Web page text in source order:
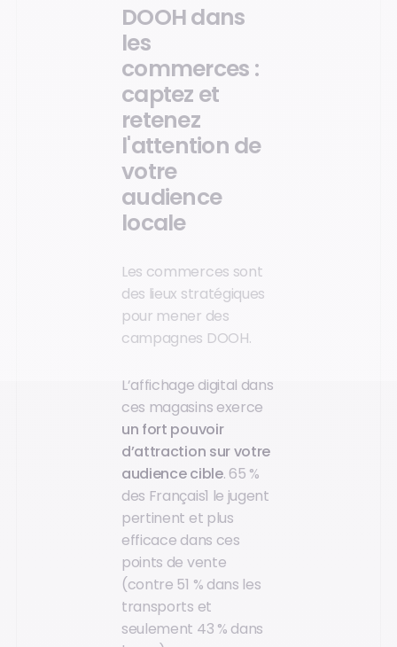
DOOH dans
les
commerces :
captez et
retenez
l'attention de
votre
audience
locale
Les commerces sont
des lieux stratégiques
pour mener des
campagnes DOOH.
L’affichage digital dans
ces magasins exerce
un fort pouvoir
d’attraction sur votre
audience cible. 65 %
des Français1 le jugent
pertinent et plus
efficace dans ces
points de vente
(contre 51 % dans les
transports et
seulement 43 % dans